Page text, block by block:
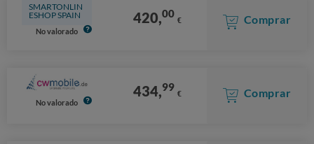
SMARTONLIN
ESHOP SPAIN
No valorado
420,00 € Comprar
No valorado
434,99 € Comprar